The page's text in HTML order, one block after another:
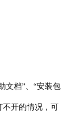
文档”、“安装包
不开的情况，可